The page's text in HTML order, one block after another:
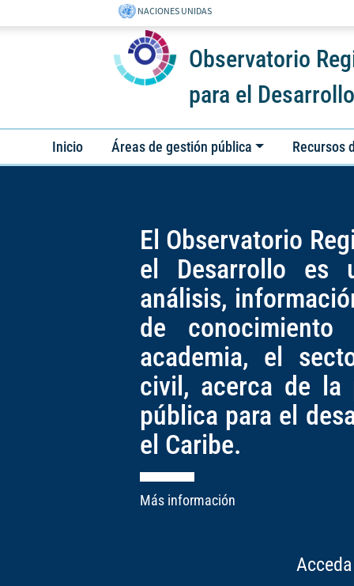
NACIONES UNIDAS
Observatorio
para el
Inicio Áreas de gestión pública Recursos
El Observatorio
el Desarrollo es
análisis,
de
academia, el
civil, acerca de la
pública para el
el Caribe.
Más información